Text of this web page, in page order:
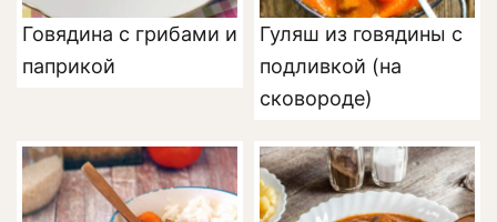
Говядина с грибами и
паприкой
Гуляш из говядины с
подливкой (на
сковороде)